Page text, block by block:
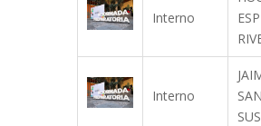
Interno
Interno